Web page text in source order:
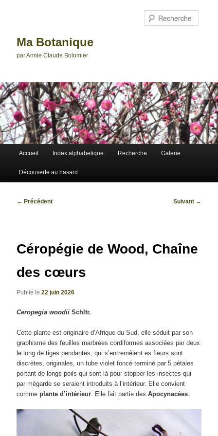
Ma Botanique
par Annie Claude Bolomier
Accueil Index alphabetique Recherche Galerie
Découverte au hasard
Navigation
← Précédent Suivant →
Céropégie de Wood, Chaîne
des cœurs
Publié le22 juin 2026
Ceropegia woodiiSchltr.
Cette plante est originaire d’Afrique du Sud, elle séduit par son
graphisme des feuilles marbrées cordiformes associées par deux
le long de tiges pendantes, qui s’entremêlent.es fleurs sont
discrètes, originales, un tube violet foncé terminé par 5 pétales
portant de longs poils qui sont là pour stopper les insectes qui
par mégarde se seraient introduits à l’intérieur. Elle convient
commeplante d’intérieur. Elle fait partie desApocynacées.